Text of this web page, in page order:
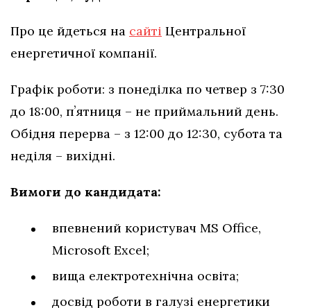
Про це йдеться на сайті Центральної
енергетичної компанії.
Графік роботи: з понеділка по четвер з 7:30
до 18:00, пʼятниця – не приймальний день.
Обідня перерва – з 12:00 до 12:30, субота та
неділя – вихідні.
Вимоги до кандидата:
впевнений користувач MS Office,
Microsoft Excel;
вища електротехнічна освіта;
досвід роботи в галузі енергетики